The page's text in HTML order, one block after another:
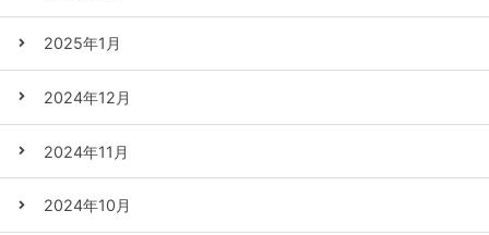
2025年1月
2024年12月
2024年11月
2024年10月